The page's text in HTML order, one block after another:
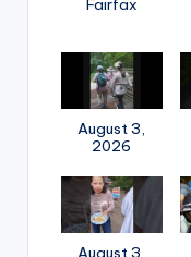
Fairfax
August 3,
2026